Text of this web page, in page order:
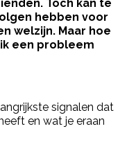
Toch kan te
hebben voor
welzijn. Maar hoe
een probleem
signalen dat
en wat je eraan